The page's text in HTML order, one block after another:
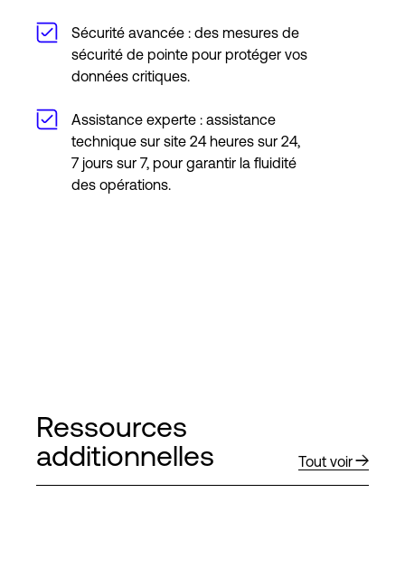
Sécurité avancée : des mesures de
sécurité de pointe pour protéger vos
données critiques.
Assistance experte : assistance
technique sur site 24 heures sur 24,
7 jours sur 7, pour garantir la fluidité
des opérations.
Ressources
additionnelles
Tout voir